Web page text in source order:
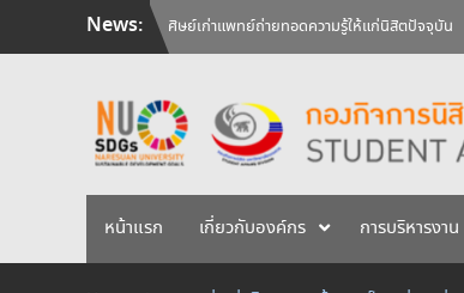
News:
วันคล้ายวันสถาปนามหาวิทยาลัยนเรศวร ครบรอบ
สัมภาษณ์นิสิตเพื่อพิจารณาเข้ารับทุนการศึกษามห
หน้าแรก เกี่ยวกับองค์กร การบริหารงาน